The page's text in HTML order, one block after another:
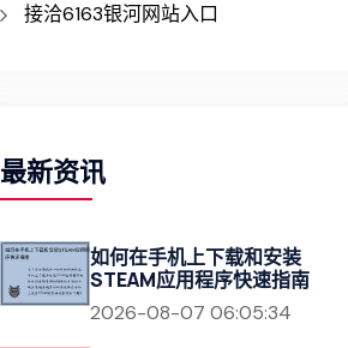
接洽6163银河网站入口
最新资讯
如何在手机上下载和安装
STEAM应用程序快速指南
2026-08-07 06:05:34